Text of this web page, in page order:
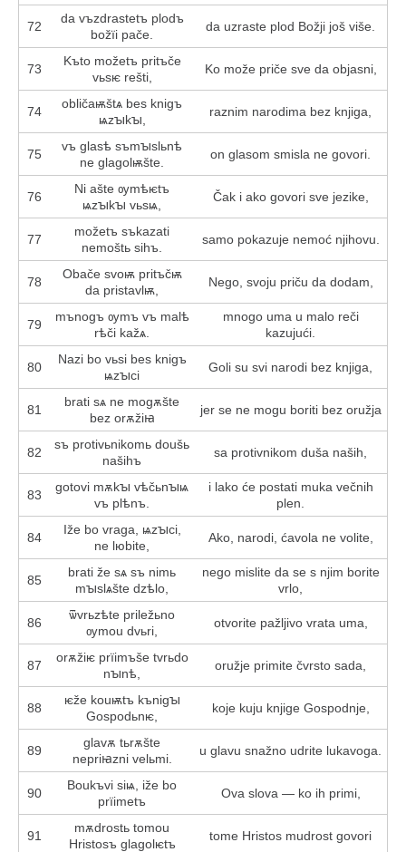
72
da vъzdrastetъ plodъ
božїi pače.
da uzraste plod Božji još više.
73
Kъto možetъ pritъče
vьsѥ rešti,
Ko može priče sve da objasni,
74
obličaѭštѧ bes knigъ
ѩzꙑkꙑ,
raznim narodima bez knjiga,
75
vъ glasѣ sъmꙑslьnѣ
ne glagolѭšte.
on glasom smisla ne govori.
76
Ni ašte ѹmѣѥtъ
ѩzꙑkꙑ vьsѩ,
Čak i ako govori sve jezike,
77
možetъ sъkazati
nemoštь sihъ.
samo pokazuje nemoć njihovu.
78
Obače svoѭ pritъčѭ
da pristavlѭ,
Nego, svoju priču da dodam,
79
mъnogъ ѹmъ vъ malѣ
rѣči kažѧ.
mnogo uma u malo reči
kazujući.
80
Nazi bo vьsi bes knigъ
ѩzꙑci
Goli su svi narodi bez knjiga,
81
brati sѧ ne mogѫšte
bez orѫžіꙗ
jer se ne mogu boriti bez oružja
82
sъ protivьnikomь doušь
našihъ
sa protivnikom duša naših,
83
gotovi mѫkꙑ vѣčьnꙑѩ
vъ plѣnъ.
i lako će postati muka večnih
plen.
84
Iže bo vraga, ѩzꙑci,
ne lюbite,
Ako, narodi, ćavola ne volite,
85
brati že sѧ sъ nimь
mꙑslѧšte dzѣlo,
nego mislite da se s njim borite
vrlo,
86
ѿvrьzѣte priležьno
ѹmou dvьri,
otvorite pažljivo vrata uma,
87
orѫžіѥ prїimъše tvrьdo
nꙑnѣ,
oružje primite čvrsto sada,
88
ѥže kouѭtъ kъnigꙑ
Gospodьnѥ,
koje kuju knjige Gospodnje,
89
glavѫ tьrѫšte
neprіꙗzni velьmi.
u glavu snažno udrite lukavoga.
90
Boukъvi sіѩ, iže bo
prїimetъ
Ova slova — ko ih primi,
91
mѫdrostь tomou
Hristosъ glagolѥtъ
tome Hristos mudrost govori